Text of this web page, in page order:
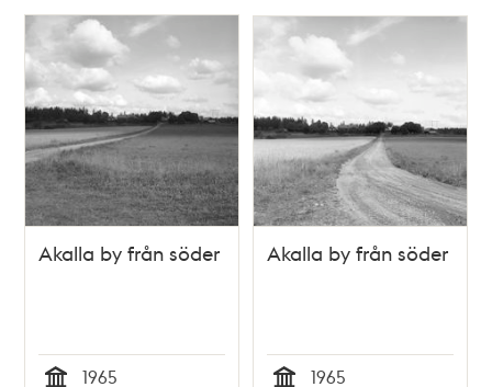
Relaterade
poster
och
teman
Akalla by från söder
1965
Akalla by från söder
1965